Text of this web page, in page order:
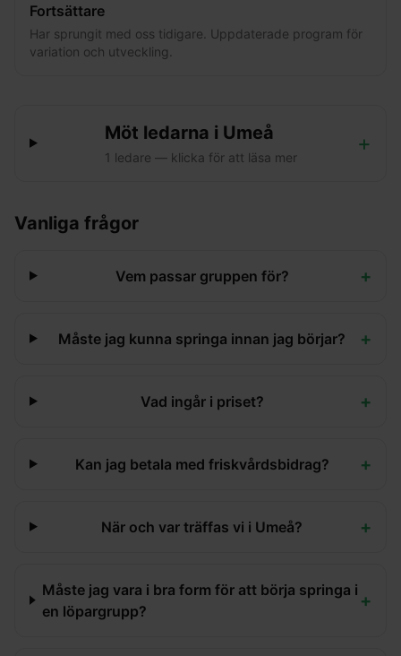
Fortsättare
Har sprungit med oss tidigare. Uppdaterade program för
variation och utveckling.
Möt ledarna i Umeå
1 ledare — klicka för att läsa mer
+
Vanliga frågor
Vem passar gruppen för? +
Måste jag kunna springa innan jag börjar? +
Vad ingår i priset? +
Kan jag betala med friskvårdsbidrag? +
När och var träffas vi i Umeå? +
Måste jag vara i bra form för att börja springa i
en löpargrupp?
+